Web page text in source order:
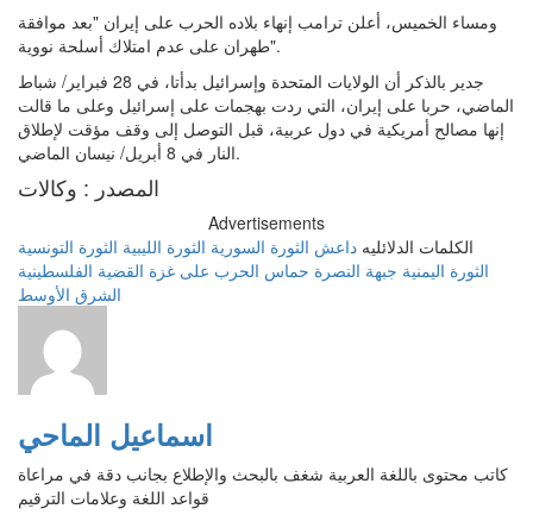
ومساء الخميس، أعلن ترامب إنهاء بلاده الحرب على إيران "بعد موافقة
طهران على عدم امتلاك أسلحة نووية".
جدير بالذكر أن الولايات المتحدة وإسرائيل بدأتا، في 28 فبراير/ شباط
الماضي، حربا على إيران، التي ردت بهجمات على إسرائيل وعلى ما قالت
إنها مصالح أمريكية في دول عربية، قبل التوصل إلى وقف مؤقت لإطلاق
النار في 8 أبريل/ نيسان الماضي.
المصدر : وكالات
Advertisements
الكلمات الدلائليه داعش الثورة السورية الثورة الليبية الثورة التونسية
الثورة اليمنية جبهة النصرة حماس الحرب على غزة القضية الفلسطينية
الشرق الأوسط
اسماعيل الماحي
كاتب محتوى باللغة العربية شغف بالبحث والإطلاع بجانب دقة في مراعاة
قواعد اللغة وعلامات الترقيم